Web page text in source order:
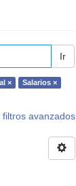
Ir
×
Salarios ×
filtros avanzados